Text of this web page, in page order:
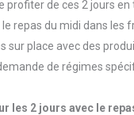
profiter de ces 2 jours
repas du midi dans les
sur place avec des
de régimes
les 2 jours avec le